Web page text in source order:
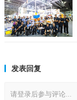
发表回复
请登录后参与评论...